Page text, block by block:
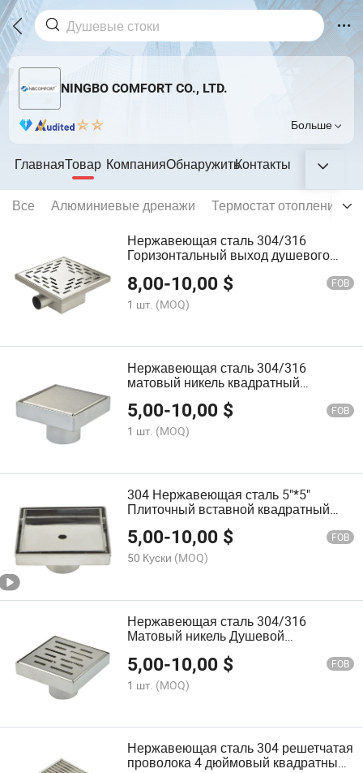
NINGBO COMFORT CO., LTD.
Больше
ГлавнаяТовар КомпанияОбнаружитьКонтакты
Все Алюминиевые дренажи Термостат отопления
Нержавеющая сталь 304/316
Горизонтальный выход душевого
8,00-10,00 $ FOB
1 шт. (MOQ)
Нержавеющая сталь 304/316
матовый никель квадратный
душевой слив напольный слив
5,00-10,00 $ FOB
1 шт. (MOQ)
304 Нержавеющая сталь 5"*5"
Плиточный вставной квадратный
душевой слив напольный слив
5,00-10,00 $ FOB
50 Куски (MOQ)
Нержавеющая сталь 304/316
Матовый никель Душевой
5,00-10,00 $ FOB
1 шт. (MOQ)
Нержавеющая сталь 304 решетчатая
проволока 4 дюймовый квадратный